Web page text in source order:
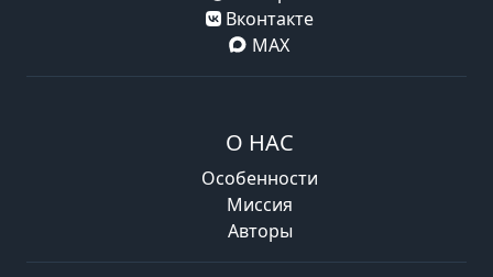
Вконтакте
MAX
О НАС
Особенности
Миссия
Авторы